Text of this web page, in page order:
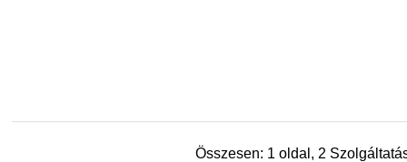
Összesen: 1 oldal, 2